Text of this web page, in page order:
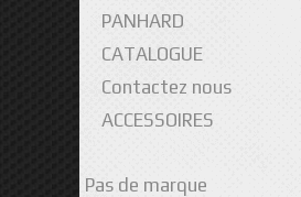
PANHARD
CATALOGUE
Contactez nous
ACCESSOIRES
Pas de marque